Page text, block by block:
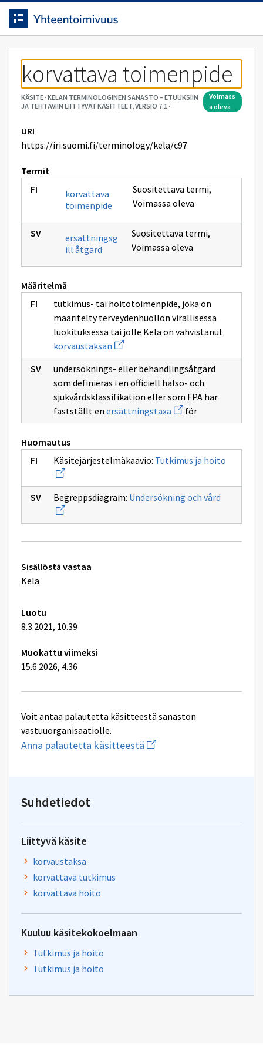
Siirrytty
sivulle
Siirry suoraan sisältöön.
korvattava toimenpide
KÄSITE· KELAN TERMINOLOGINEN SANASTO – ETUUKSIIN
JA TEHTÄVIIN LIITTYVÄT KÄSITTEET, VERSIO 7.1·
voimass
a oleva
URI
https://iri.suomi.fi/terminology/kela/c97
Termit
korvattava
toimenpide
Suositettava termi,
Voimassa oleva
ersättningsg
ill åtgärd
Suositettava termi,
Voimassa oleva
Määritelmä
tutkimus- tai hoitotoimenpide, joka on
määritelty terveydenhuollon virallisessa
luokituksessa tai jolle Kela on vahvistanut
korvaustaksan Avaa
uuden
ikkunan
sivulle
korvaustaksan
undersöknings- eller behandlingsåtgärd
som definieras i en officiell hälso- och
sjukvårdsklassifikation eller som FPA har
fastställt en ersättningstaxa Avaa
uuden
ikkunan
för
Huomautus
Käsitejärjestelmäkaavio: Tutkimus ja hoito
sivulle
Begreppsdiagram: Undersökning och vård
sivulle
och
Tekniset
lisätiedot
Sisällöstä vastaa
Kela
Luotu
8.3.2021, 10.39
Muokattu viimeksi
15.6.2026, 4.36
Voit antaa palautetta käsitteestä sanaston
vastuuorganisaatiolle.
Anna palautetta käsitteestä Aloita
uuden
Suhdetiedot
Liittyvä käsite
korvaustaksa
korvattava tutkimus
korvattava hoito
Kuuluu käsitekokoelmaan
Tutkimus ja hoito
Tutkimus ja hoito